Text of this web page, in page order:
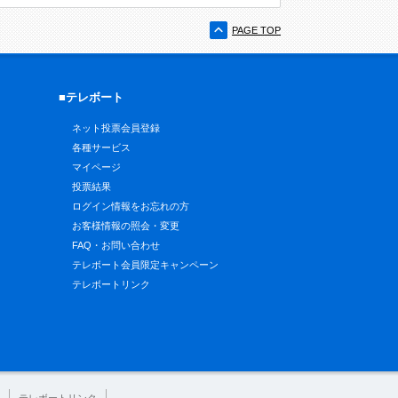
PAGE TOP
■テレボート
ネット投票会員登録
各種サービス
マイページ
投票結果
ログイン情報をお忘れの方
お客様情報の照会・変更
FAQ・お問い合わせ
テレボート会員限定キャンペーン
テレボートリンク